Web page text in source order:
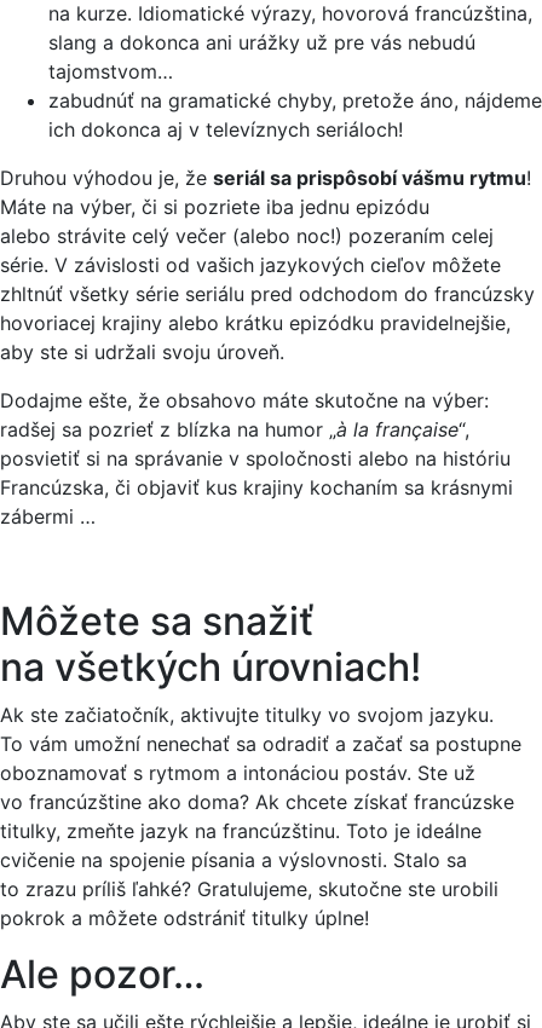
na kurze. Idiomatické výrazy, hovorová francúzština,
slang a dokonca ani urážky už pre vás nebudú
tajomstvom…
zabudnúť na gramatické chyby, pretože áno, nájdeme
ich dokonca aj v televíznych seriáloch!
Druhou výhodou je, že seriál sa prispôsobí vášmu rytmu!
Máte na výber, či si pozriete iba jednu epizódu
alebo strávite celý večer (alebo noc!) pozeraním celej
série. V závislosti od vašich jazykových cieľov môžete
zhltnúť všetky série seriálu pred odchodom do francúzsky
hovoriacej krajiny alebo krátku epizódku pravidelnejšie,
aby ste si udržali svoju úroveň.
Dodajme ešte, že obsahovo máte skutočne na výber:
radšej sa pozrieť z blízka na humor „à la française“,
posvietiť si na správanie v spoločnosti alebo na históriu
Francúzska, či objaviť kus krajiny kochaním sa krásnymi
zábermi …
Môžete sa snažiť
na všetkých úrovniach!
Ak ste začiatočník, aktivujte titulky vo svojom jazyku.
To vám umožní nenechať sa odradiť a začať sa postupne
oboznamovať s rytmom a intonáciou postáv. Ste už
vo francúzštine ako doma? Ak chcete získať francúzske
titulky, zmeňte jazyk na francúzštinu. Toto je ideálne
cvičenie na spojenie písania a výslovnosti. Stalo sa
to zrazu príliš ľahké? Gratulujeme, skutočne ste urobili
pokrok a môžete odstrániť titulky úplne!
Ale pozor…
Aby ste sa učili ešte rýchlejšie a lepšie, ideálne je urobiť si